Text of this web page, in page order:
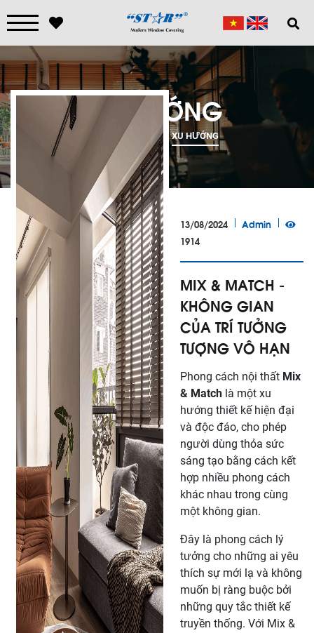
XU HƯỚNG
TRANG CHỦ XU HƯỚNG
13/08/2024
Admin
1914
MIX & MATCH -
KHÔNG GIAN
CỦA TRÍ TƯỞNG
TƯỢNG VÔ HẠN
Phong cách nội thất Mix
& Match là một xu
hướng thiết kế hiện đại
và độc đáo, cho phép
người dùng thỏa sức
sáng tạo bằng cách kết
hợp nhiều phong cách
khác nhau trong cùng
một không gian.
Đây là phong cách lý
tưởng cho những ai yêu
thích sự mới lạ và không
muốn bị ràng buộc bởi
những quy tắc thiết kế
truyền thống. Với Mix &